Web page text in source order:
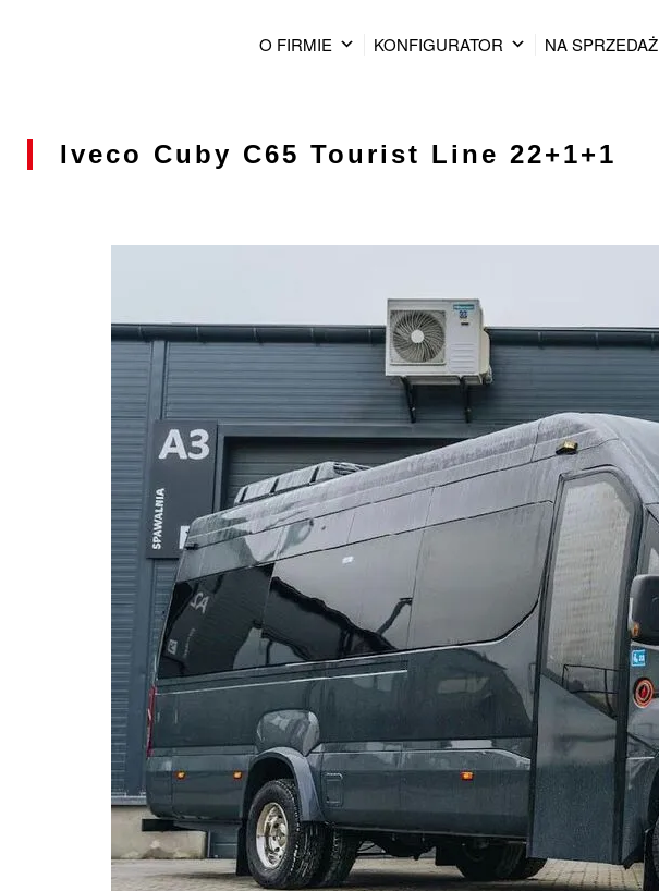
O FIRMIE KONFIGURATOR NA SPRZEDAŻ
Iveco Cuby C65 Tourist Line 22+1+1